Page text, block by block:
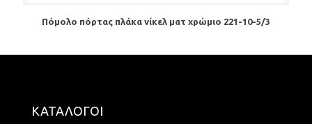
Πόμολο πόρτας πλάκα νίκελ ματ χρώμιο 221-10-5/3
ΚΑΤΑΛΟΓΟΙ